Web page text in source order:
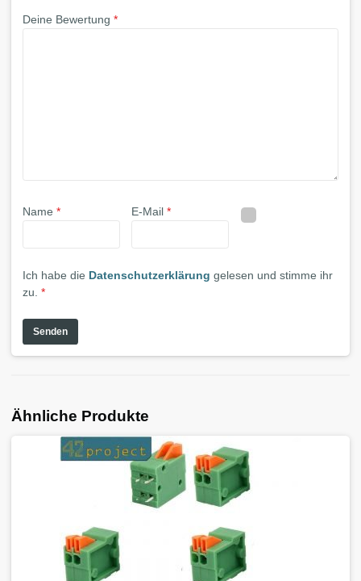
Deine Bewertung *
Name * E-Mail*
Ich habe die Datenschutzerklärung gelesen und stimme ihr
zu. *
Ähnliche Produkte